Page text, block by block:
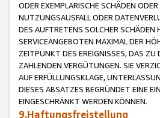
ODER EXEMPLARISCHE SCHÄDEN
NUTZUNGSAUSFALL ODER
DES AUFTRETENS SOLCHER
SERVICEANGEBOTEN MAXIMAL DER
ZEITPUNKT DES EREIGNISSES, DAS
ZAHLENDEN VERGÜTUNGEN. SIE
AUF ERFÜLLUNGSKLAGE,
DIESES ABSATZES BEGRÜNDET EINE
EINGESCHRÄNKT WERDEN KÖNNEN.
9.Haftungsfreistellung